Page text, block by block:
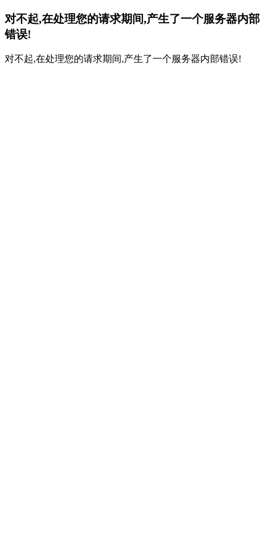
对不起,在处理您的请求期间,产生了一个服务器内部
错误!
对不起,在处理您的请求期间,产生了一个服务器内部错误!